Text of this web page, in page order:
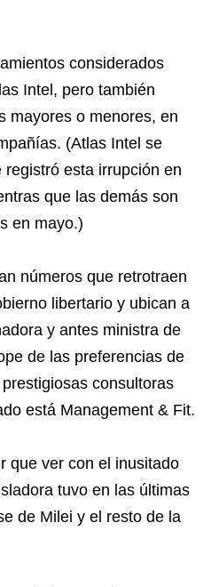
considerados
Intel, pero también
mayores o menores, en
(Atlas Intel se
esta irrupción en
que las demás son
en mayo.)
números que retrotraen
libertario y ubican a
y antes ministra de
de las preferencias de
consultoras
está Management & Fit.
que ver con el inusitado
tuvo en las últimas
de Milei y el resto de la